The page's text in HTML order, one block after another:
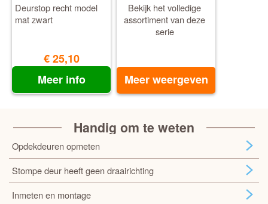
Deurstop recht model
mat zwart
€ 25,10
Meer info
Bekijk het volledige
assortiment van deze
serie
Meer weergeven
Handig om te weten
Opdekdeuren opmeten
Stompe deur heeft geen draairichting
Inmeten en montage